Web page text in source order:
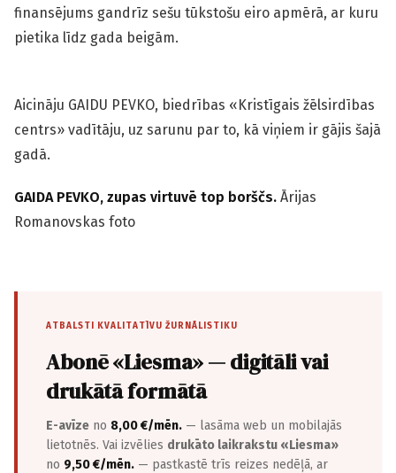
finansējums gandrīz sešu tūkstošu eiro apmērā, ar kuru
pietika līdz gada beigām.
Aicināju GAIDU PEVKO, biedrības «Kristīgais žēlsirdības
centrs» vadītāju, uz sarunu par to, kā viņiem ir gājis šajā
gadā.
GAIDA PEVKO, zupas virtuvē top borščs. Ārijas
Romanovskas foto
ATBALSTI KVALITATĪVU ŽURNĀLISTIKU
Abonē «Liesma» — digitāli vai
drukātā formātā
E-avīze no 8,00 €/mēn. — lasāma web un mobilajās
lietotnēs. Vai izvēlies drukāto laikrakstu «Liesma»
no 9,50 €/mēn. — pastkastē trīs reizes nedēļā, ar